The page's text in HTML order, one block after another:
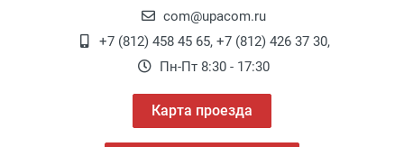
com@upacom.ru
+7 (812) 458 45 65, +7 (812) 426 37 30,
Пн-Пт 8:30 - 17:30
Карта проезда